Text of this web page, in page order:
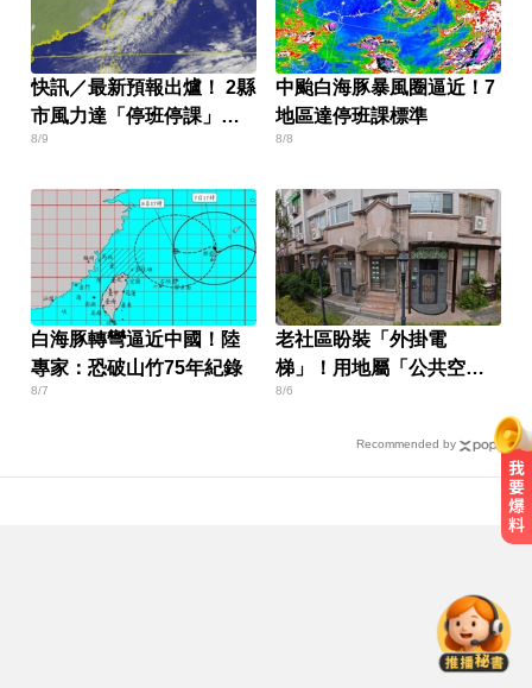
快訊／最新預報出爐！ 2縣
市風力達「停班停課」標
準
8/9
中颱白海豚暴風圈逼近！7
地區達停班課標準
8/8
白海豚轉彎逼近中國！陸
專家：恐破山竹75年紀錄
8/7
老社區盼裝「外掛電
梯」！用地屬「公共空
間」卡關
8/6
Recommended by